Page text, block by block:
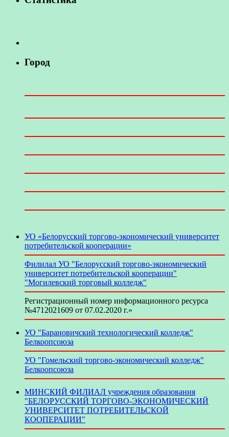
Город
УО «Белорусский торгово-экономический университет
потребительской кооперации»
Филилал УО "Белорусский торгово-экономический
университет потребительской кооперации"
"Могилевский торговый колледж"
Регистрационный номер информационного ресурса
№4712021609 от 07.02.2020 г.»
УО "Барановичский технологический колледж"
Белкоопсоюза
УО "Гомельский торгово-экономический колледж"
Белкоопсоюза
МИНСКИЙ ФИЛИАЛ учреждения образования
"БЕЛОРУССКИЙ ТОРГОВО-ЭКОНОМИЧЕСКИЙ
УНИВЕРСИТЕТ ПОТРЕБИТЕЛЬСКОЙ
КООПЕРАЦИИ"